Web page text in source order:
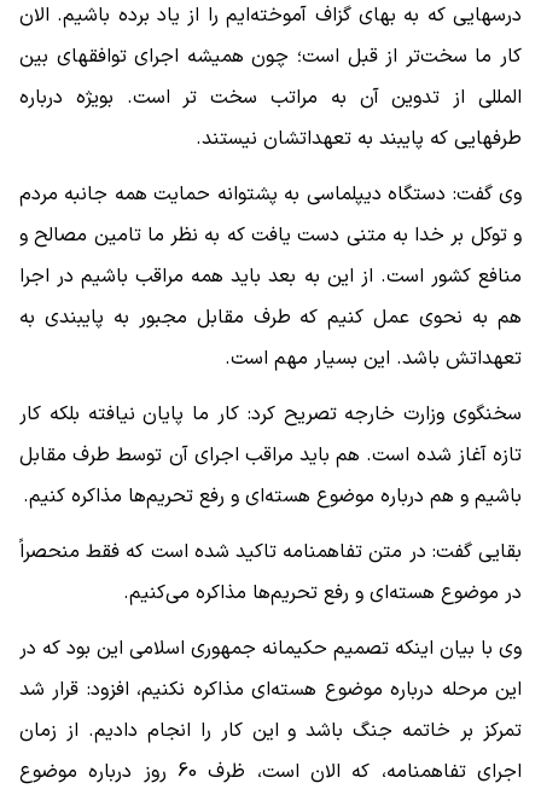
درسهایی که به بهای گزاف آموخته‌ایم را از یاد برده باشیم. الان
کار ما سخت‌تر از قبل است؛ چون همیشه اجرای توافقهای بین
المللی از تدوین آن به مراتب سخت تر است. بویژه درباره
طرفهایی که پایبند به تعهداتشان نیستند.
وی گفت: دستگاه دیپلماسی به پشتوانه حمایت همه جانبه مردم
و توکل بر خدا به متنی دست یافت که به نظر ما تامین مصالح و
منافع کشور است. از این به بعد باید همه مراقب باشیم در اجرا
هم به نحوی عمل کنیم که طرف مقابل مجبور به پایبندی به
تعهداتش باشد. این بسیار مهم است.
سخنگوی وزارت خارجه تصریح کرد: کار ما پایان نیافته بلکه کار
تازه آغاز شده است. هم باید مراقب اجرای آن توسط طرف مقابل
باشیم و هم درباره موضوع هسته‌ای و رفع تحریم‌ها مذاکره کنیم.
بقایی گفت: در متن تفاهمنامه تاکید شده است که فقط منحصراً
در موضوع هسته‌ای و رفع تحریم‌ها مذاکره می‌کنیم.
وی با بیان اینکه تصمیم حکیمانه جمهوری اسلامی این بود که در
این مرحله درباره موضوع هسته‌ای مذاکره نکنیم، افزود: قرار شد
تمرکز بر خاتمه جنگ باشد و این کار را انجام دادیم. از زمان
اجرای تفاهمنامه، که الان است، ظرف 60 روز درباره موضوع